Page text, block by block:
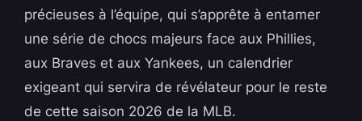
précieuses à l’équipe, qui s’apprête à entamer
une série de chocs majeurs face aux Phillies,
aux Braves et aux Yankees, un calendrier
exigeant qui servira de révélateur pour le reste
de cette saison 2026 de la MLB.